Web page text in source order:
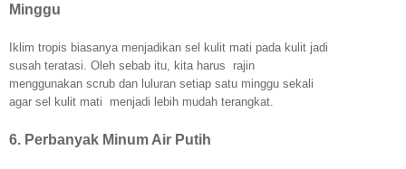
Minggu
Iklim tropis biasanya menjadikan sel kulit mati pada kulit jadi
susah teratasi. Oleh sebab itu, kita harus rajin
menggunakan scrub dan luluran setiap satu minggu sekali
agar sel kulit mati menjadi lebih mudah terangkat.
6. Perbanyak Minum Air Putih